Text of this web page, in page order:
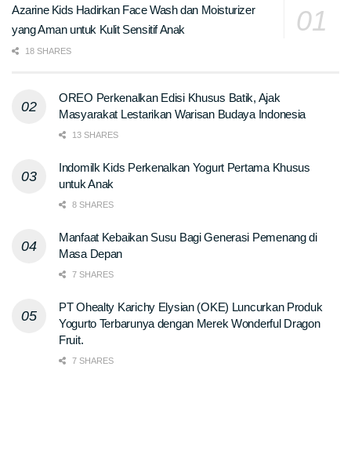
Azarine Kids Hadirkan Face Wash dan Moisturizer
yang Aman untuk Kulit Sensitif Anak
18 SHARES
OREO Perkenalkan Edisi Khusus Batik, Ajak
Masyarakat Lestarikan Warisan Budaya Indonesia
13 SHARES
Indomilk Kids Perkenalkan Yogurt Pertama Khusus
untuk Anak
8 SHARES
Manfaat Kebaikan Susu Bagi Generasi Pemenang di
Masa Depan
7 SHARES
PT Ohealty Karichy Elysian (OKE) Luncurkan Produk
Yogurto Terbarunya dengan Merek Wonderful Dragon
Fruit.
7 SHARES